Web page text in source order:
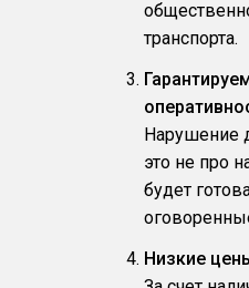
транспорта.
Нарушение
это не про
будет
Низкие